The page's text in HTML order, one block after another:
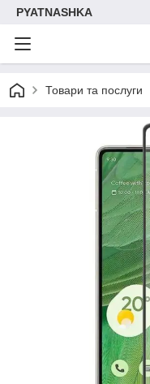
PYATNASHKA
Товари та послуги